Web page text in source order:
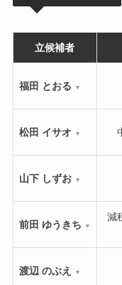
立候補者
福田 とおる ▼
松田 イサオ ▼
山下 しずお ▼
前田 ゆうきち ▼
減
渡辺 のぶえ ▼